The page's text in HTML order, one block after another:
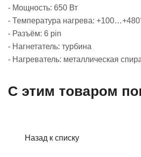
- Мощность: 650 Вт
- Температура нагрева:
- Разъём: 6 pin
- Нагнетатель: турбина
- Нагреватель: металлическая
С этим товаром
Назад к списку